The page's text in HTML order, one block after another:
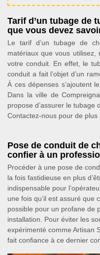
Tarif d’un tubage de
que vous devez
Le tarif d’un tubage de
matériaux que vous utilisez,
votre conduit. En effet, le
conduit a fait l’objet d’un
À ces dépenses s’ajoutent
Dans la ville de
propose d’assurer le tubage
Contactez-nous pour de plus
Pose de conduit de
confier à un
Procéder à une pose de
la fois fastidieuse en plus
indispensable pour
une fois qu’il est assuré que
possible pour un profane de
installation. Pour éviter les
expérimenté comme Artisan
fait confiance à ce dernier